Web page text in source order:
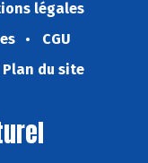
légales
CGU
Plan du site